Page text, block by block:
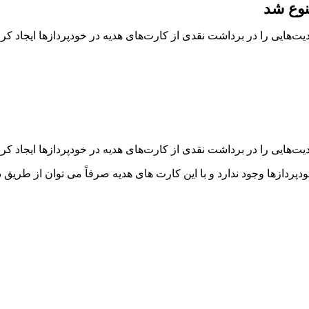
شد
را در برداشت نقدی از کارت‌های هدیه در خودپردازها ایجاد
را در برداشت نقدی از کارت‌های هدیه در خودپردازها ایجاد
وجود ندارد و با این کارت های هدیه صرفاً می توان از